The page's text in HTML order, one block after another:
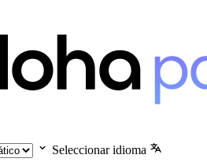
Seleccionar idioma